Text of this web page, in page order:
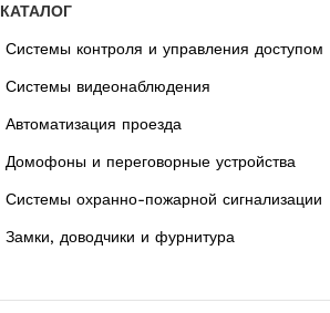
КАТАЛОГ
Системы контроля и управления доступом
Системы видеонаблюдения
Автоматизация проезда
Домофоны и переговорные устройства
Системы охранно-пожарной сигнализации
Замки, доводчики и фурнитура